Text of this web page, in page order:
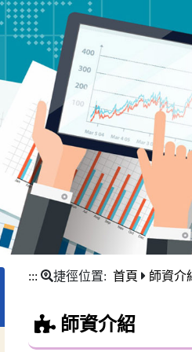
::: 捷徑位置: 首頁 師資介
師資介紹